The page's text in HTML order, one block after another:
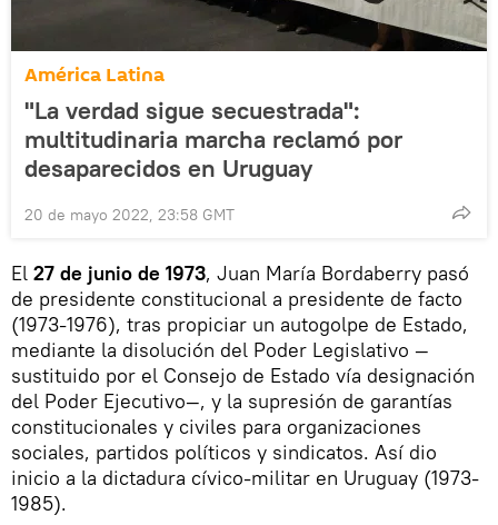
América Latina
"La verdad sigue secuestrada":
multitudinaria marcha reclamó por
desaparecidos en Uruguay
20 de mayo 2022, 23:58 GMT
El 27 de junio de 1973, Juan María Bordaberry pasó
de presidente constitucional a presidente de facto
(1973-1976), tras propiciar un autogolpe de Estado,
mediante la disolución del Poder Legislativo —
sustituido por el Consejo de Estado vía designación
del Poder Ejecutivo—, y la supresión de garantías
constitucionales y civiles para organizaciones
sociales, partidos políticos y sindicatos. Así dio
inicio a la dictadura cívico-militar en Uruguay (1973-
1985).